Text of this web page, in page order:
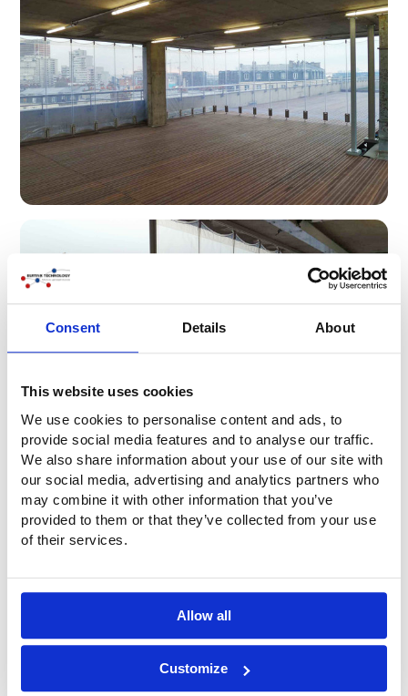
Consent Details About
This website uses cookies
We use cookies to personalise content and ads, to
provide social media features and to analyse our traffic.
We also share information about your use of our site with
our social media, advertising and analytics partners who
may combine it with other information that you’ve
provided to them or that they’ve collected from your use
of their services.
Allow all
Customize